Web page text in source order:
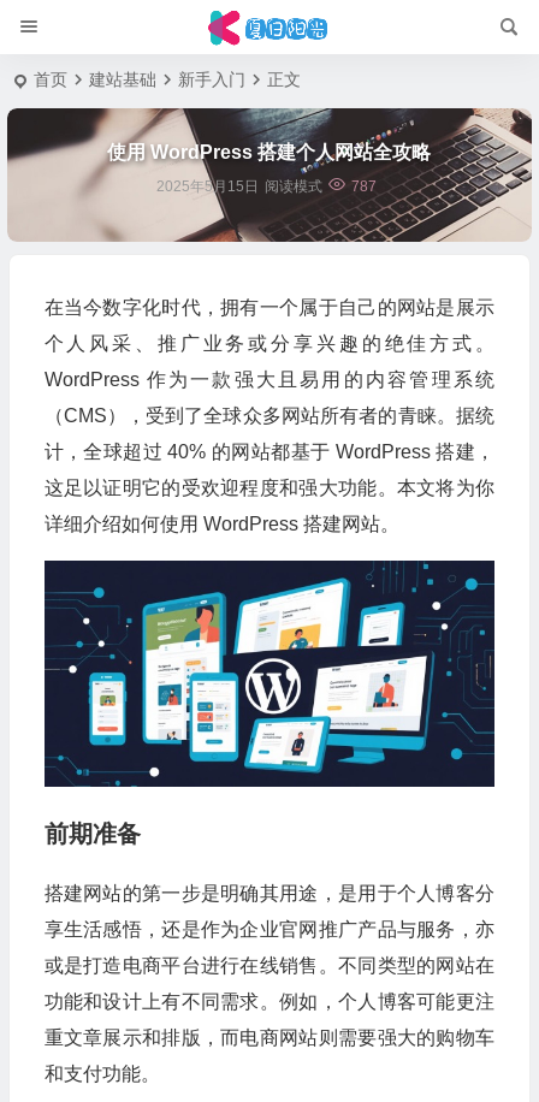
首页 建站基础 新手入门 正文
使用 WordPress 搭建个人网站全攻略
2025年5月15日 787
阅读模式
在当今数字化时代，拥有一个属于自己的网站是展示
个人风采、推广业务或分享兴趣的绝佳方式。
WordPress 作为一款强大且易用的内容管理系统
（CMS），受到了全球众多网站所有者的青睐。据统
计，全球超过 40% 的网站都基于 WordPress 搭建，
这足以证明它的受欢迎程度和强大功能。本文将为你
详细介绍如何使用 WordPress 搭建网站。
前期准备
搭建网站的第一步是明确其用途，是用于个人博客分
享生活感悟，还是作为企业官网推广产品与服务，亦
或是打造电商平台进行在线销售。不同类型的网站在
功能和设计上有不同需求。例如，个人博客可能更注
重文章展示和排版，而电商网站则需要强大的购物车
和支付功能。